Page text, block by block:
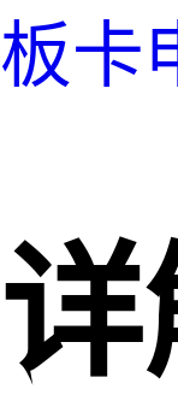
板卡